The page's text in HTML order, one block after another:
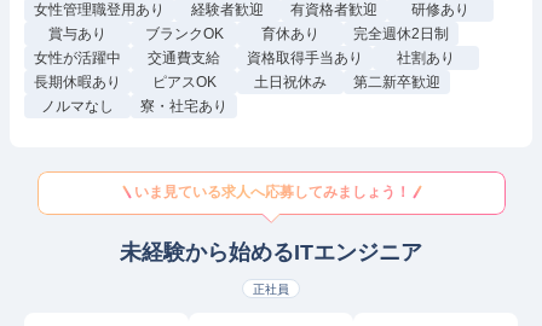
女性管理職登用あり
経験者歓迎 有資格者歓迎
研修あり
賞与あり
ブランクOK 育休あり
完全週休2日制
女性が活躍中
交通費支給 資格取得手当あり
社割あり
長期休暇あり
ピアスOK 土日祝休み
第二新卒歓迎
ノルマなし
寮・社宅あり
いま見ている求人へ応募してみましょう！
未経験から始めるITエンジニア
正社員